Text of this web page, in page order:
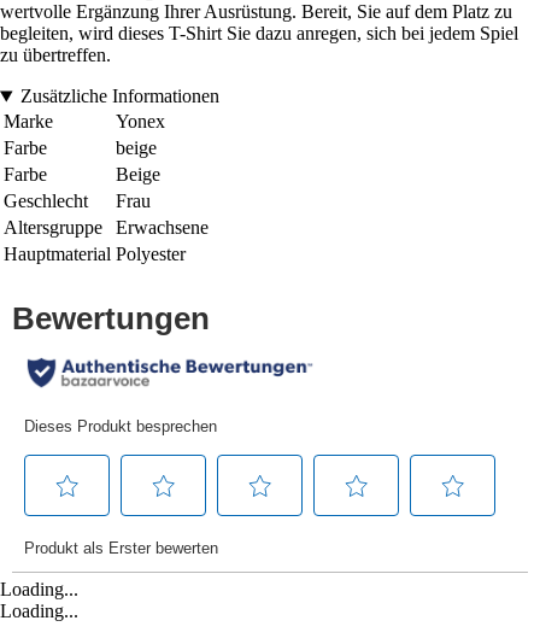
wertvolle Ergänzung Ihrer Ausrüstung. Bereit, Sie auf dem Platz zu
begleiten, wird dieses T-Shirt Sie dazu anregen, sich bei jedem Spiel
zu übertreffen.
Zusätzliche Informationen
Marke
Yonex
Farbe
beige
Farbe
Beige
Geschlecht
Frau
Altersgruppe
Erwachsene
Hauptmaterial Polyester
Loading...
Loading...